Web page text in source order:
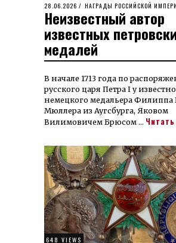
POSTED
ON
28.06.2026 31.07.2026
НАГРАДЫ РОССИЙСКОЙ
Неизвестный автор
известных
медалей
В начале 1713 года по
русского царя Петра I у
немецкого медальера Филиппа
Мюллера из Аугсбурга, Яковом
Вилимовичем Брюсом … Читать
648 VIEWS